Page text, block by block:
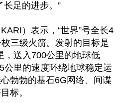
长足的进步。”
）表示，“世界”号全长4
三级火箭。发射的目标是
，送入700公里的地球低
公里的速度环绕地球稳定运
勃勃的基石6G网络、间谍
标。